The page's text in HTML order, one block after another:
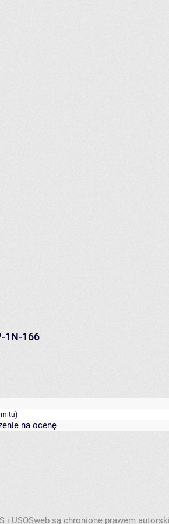
1N-166
na ocenę
i USOSweb są chronione prawem